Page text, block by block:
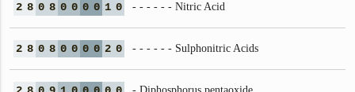
2 8 0 8 0 0 0 0 1 0 - - - - - - Nitric Acid
2 8 0 8 0 0 0 0 2 0 - - - - - - Sulphonitric Acids